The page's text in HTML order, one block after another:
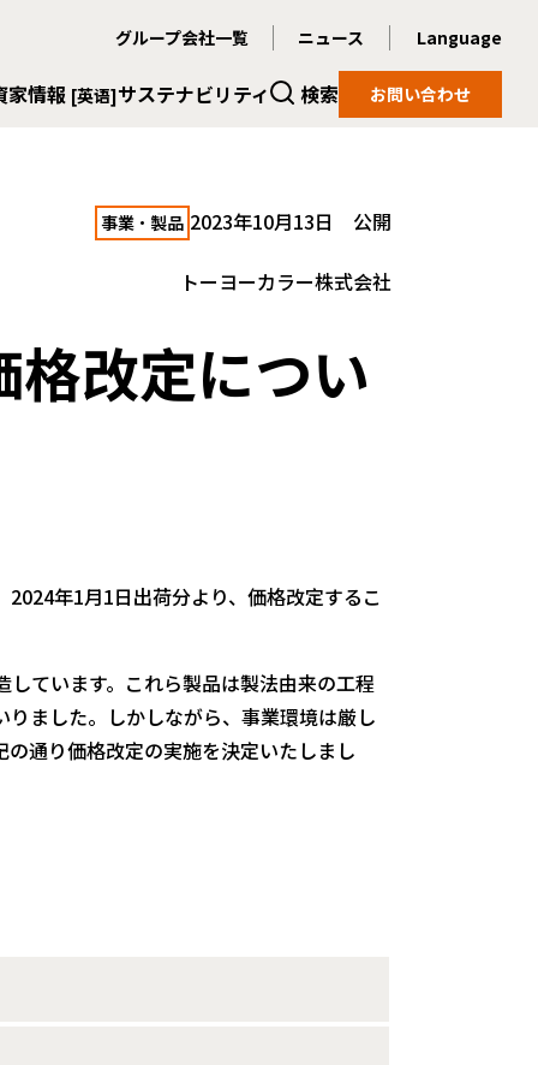
グループ会社一覧 ニュース Language
家情報 [英语]サステナビリティ 検索 お問い合わせ
事業・製品 2023年10月13日 公開
トーヨーカラー株式会社
改定につい
年1月1日出荷分より、価格改定するこ
ています。これら製品は製法由来の工程
ました。しかしながら、事業環境は厳し
通り価格改定の実施を決定いたしまし